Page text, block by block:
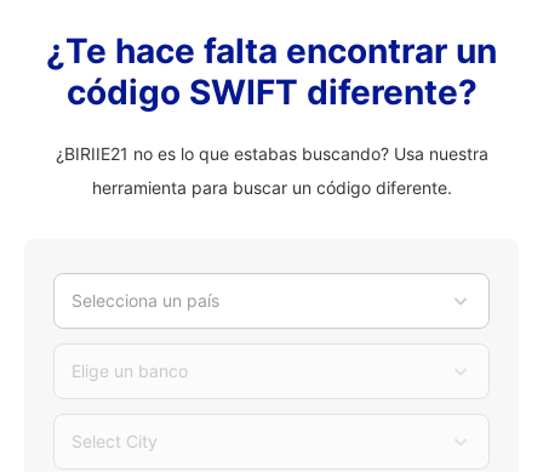
¿Te hace falta encontrar un
código SWIFT diferente?
¿BIRIIE21 no es lo que estabas buscando? Usa nuestra
herramienta para buscar un código diferente.
Selecciona un país
Elige un banco
Select City